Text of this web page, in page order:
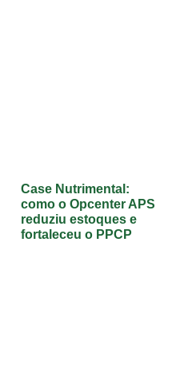
Case Nutrimental:
como o Opcenter APS
reduziu estoques e
fortaleceu o PPCP